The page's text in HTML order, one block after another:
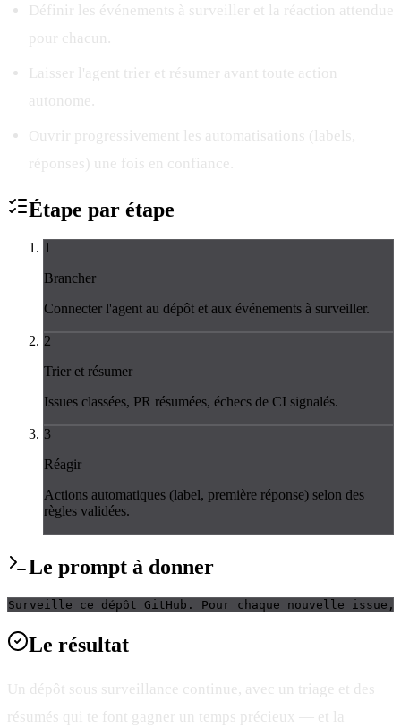
Définir les événements à surveiller et la réaction attendue
pour chacun.
Laisser l'agent trier et résumer avant toute action
autonome.
Ouvrir progressivement les automatisations (labels,
réponses) une fois en confiance.
Étape par étape
1
Brancher
Connecter l'agent au dépôt et aux événements à surveiller.
2
Trier et résumer
Issues classées, PR résumées, échecs de CI signalés.
3
Réagir
Actions automatiques (label, première réponse) selon des
règles validées.
Le prompt à donner
Surveille ce dépôt GitHub. Pour chaque nouvelle
Le résultat
Un dépôt sous surveillance continue, avec un triage et des
résumés qui te font gagner un temps précieux — et la